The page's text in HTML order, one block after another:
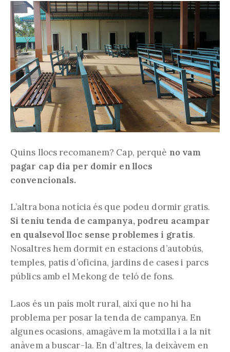
Quins llocs recomanem? Cap, perquè no vam
pagar cap dia per domir en llocs
convencionals.
L’altra bona notícia és que podeu dormir gratis.
Si teniu tenda de campanya, podreu acampar
en qualsevol lloc sense problemes i gratis.
Nosaltres hem dormit en estacions d’autobús,
temples, patis d’oficina, jardins de cases i parcs
públics amb el Mekong de teló de fons.
Laos és un país molt rural, així que no hi ha
problema per posar la tenda de campanya. En
algunes ocasions, amagàvem la motxilla i a la nit
anàvem a buscar-la. En d’altres, la deixàvem en